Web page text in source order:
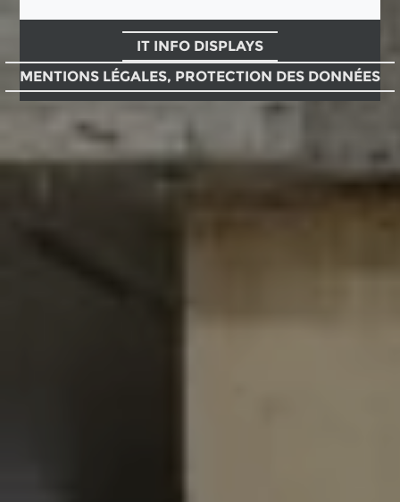
IT INFO DISPLAYS
MENTIONS LÉGALES, PROTECTION DES DONNÉES